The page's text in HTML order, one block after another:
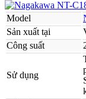
Model
Sản xuất tại
Công suất
Sử dụng